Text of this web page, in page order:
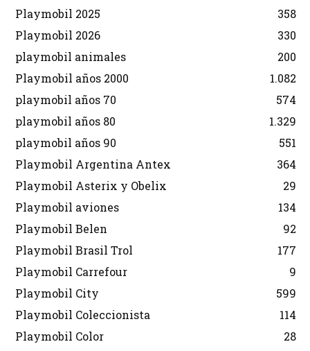
Playmobil 2025
358
Playmobil 2026
330
playmobil animales
200
Playmobil años 2000
1.082
playmobil años 70
574
playmobil años 80
1.329
playmobil años 90
551
Playmobil Argentina Antex
364
Playmobil Asterix y Obelix
29
Playmobil aviones
134
Playmobil Belen
92
Playmobil Brasil Trol
177
Playmobil Carrefour
9
Playmobil City
599
Playmobil Coleccionista
114
Playmobil Color
28